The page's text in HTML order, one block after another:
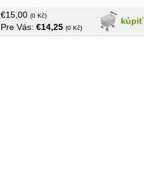
historický komentář, obsáhlý rejstřík...
v češtine, tvrdá väzba, veľký formát,
kniha ešte zabalená vo fólii
kúpiť
€15,00 (0 Kč)
Pre Vás: €14,25 (0 Kč)